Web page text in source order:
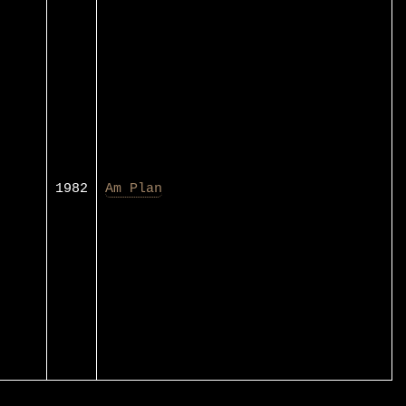
1982 Am Plan